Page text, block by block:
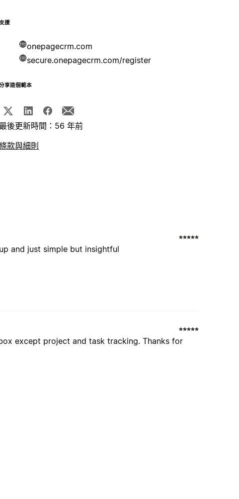
援
onepagecrm.com
secure.onepagecrm.com/register
享這個範本
最後更新時間：56 年前
款與細則
and just simple but insightful
except project and task tracking. Thanks for